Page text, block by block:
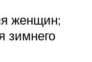
женщин;
зимнего